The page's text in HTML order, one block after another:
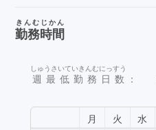
勤務時間
きんむじかん
週最低勤務日数
しゅうさいていきんむにっすう
：
月 火 水